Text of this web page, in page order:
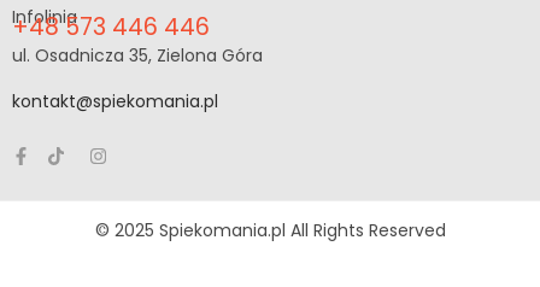
Infolinia
+48 573 446 446
ul. Osadnicza 35, Zielona Góra
kontakt@spiekomania.pl
© 2025 Spiekomania.pl All Rights Reserved